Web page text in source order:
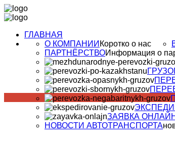
ГЛАВНАЯ
О КОМПАНИИ Коротко о нас
ПАРТНЁРСТВОИнформация о
ЗАЯВКА ОНЛАЙН
НОВОСТИ АВТОТРАНСПОРТА